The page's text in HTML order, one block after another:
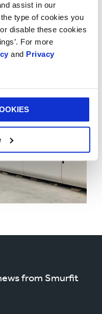
assist in our
type of cookies you
disable these cookies
For more
and Privacy
la ampliación de la
en el noroeste de
que Smurfit Kappa
from Smurfit